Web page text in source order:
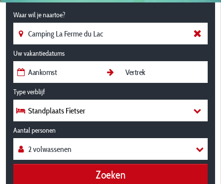
Waar wil je naartoe?
Uw vakantiedatums
Type verblijf
Standplaats Fietser
Aantal personen
Zoeken